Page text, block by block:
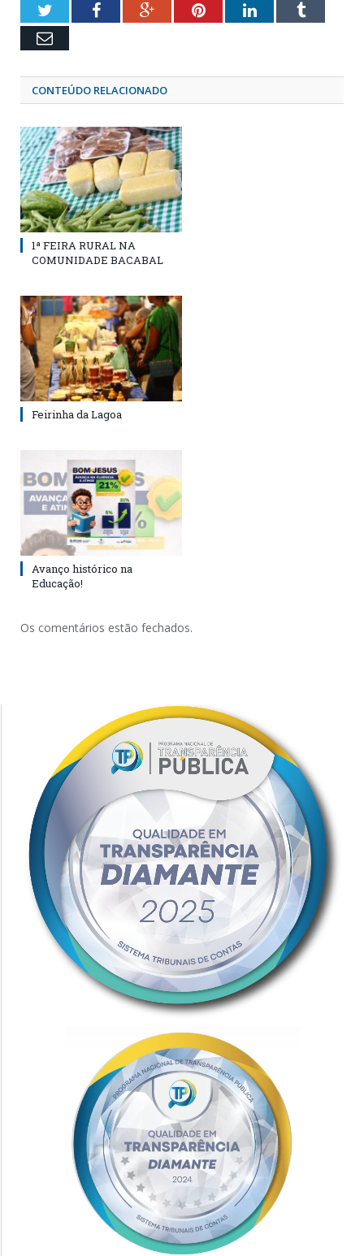
TwitterFacebookGoogle+PinterestLinkedInTumblr
Email
CONTEÚDO RELACIONADO
1ª FEIRA RURAL NA
COMUNIDADE BACABAL
Feirinha da Lagoa
Avanço histórico na
Educação!
Os comentários estão fechados.